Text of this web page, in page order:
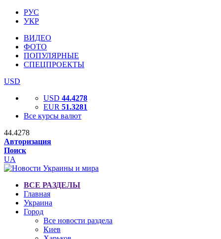
РУС
УКР
ВИДЕО
ФОТО
ПОПУЛЯРНЫЕ
СПЕЦПРОЕКТЫ
USD
USD 44.4278
EUR 51.3281
Все курсы валют
44.4278
Авторизация
Поиск
UA
ВСЕ РАЗДЕЛЫ
Главная
Украина
Город
Все новости раздела
Киев